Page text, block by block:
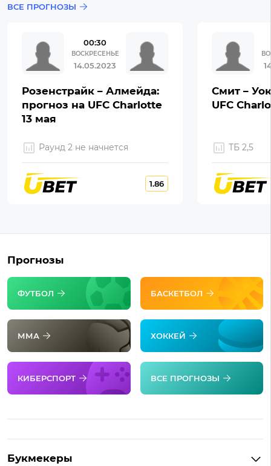
ВСЕ ПРОГНОЗЫ
00:30
ВОСКРЕСЕНЬЕ
14.05.2023
Розенстрайк – Алмейда:
прогноз на UFC Charlotte
13 мая
Раунд 2 не начнется
1.86
Смит –
UFC
ТБ 2,5
Прогнозы
ФУТБОЛ БАСКЕТБОЛ
ММА ХОККЕЙ
КИБЕРСПОРТ ВСЕ ПРОГНОЗЫ
Букмекеры